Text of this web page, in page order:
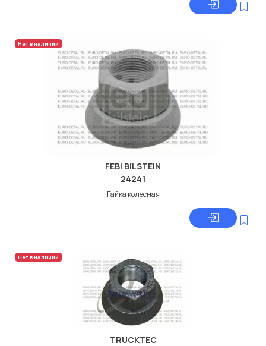
Нет в наличии
FEBI BILSTEIN
24241
Гайка колесная
Нет в наличии
TRUCKTEC